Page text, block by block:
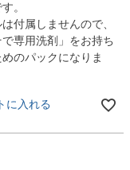
。
付属しませんので、
で専用洗剤」をお持ち
のパックになりま
に入れる